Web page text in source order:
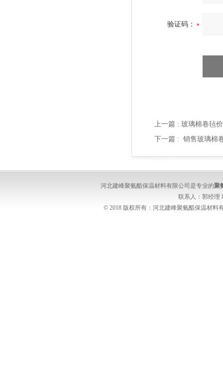
验证码：
上一篇 : 玻璃棉卷毡
下一篇 : 销售玻璃棉
河北建峰聚氨酯保温材料有限公司是专业的聚
联系人：郭经理
© 2018 版权所有：河北建峰聚氨酯保温材